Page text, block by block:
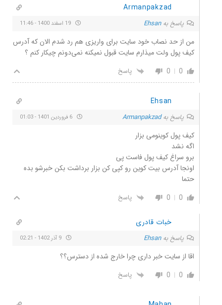
Armanpakzad
پاسخ بهEhsan
من از حد نصاب خود سایت برای واریزی هم رد شدم الان که آدرس
کیف پول ولت میذارم سایت قبول نمیکنه نمی‌دونم چیکار کنم ؟
0
0 پاسخ
Ehsan
پاسخ بهArmanpakzad
کیف پول کوینومی بزار
اگه نشد
برو سراغ کیف پول فاست پی
اونجا آدرس بیت کوین رو کپی کن بزار برداشت بکن خبرشو بده
حتما
0
0 پاسخ
خبات قادری
پاسخ بهEhsan
اقا از سایت خبر داری چرا خارج شده از دسترس؟؟
0
0 پاسخ